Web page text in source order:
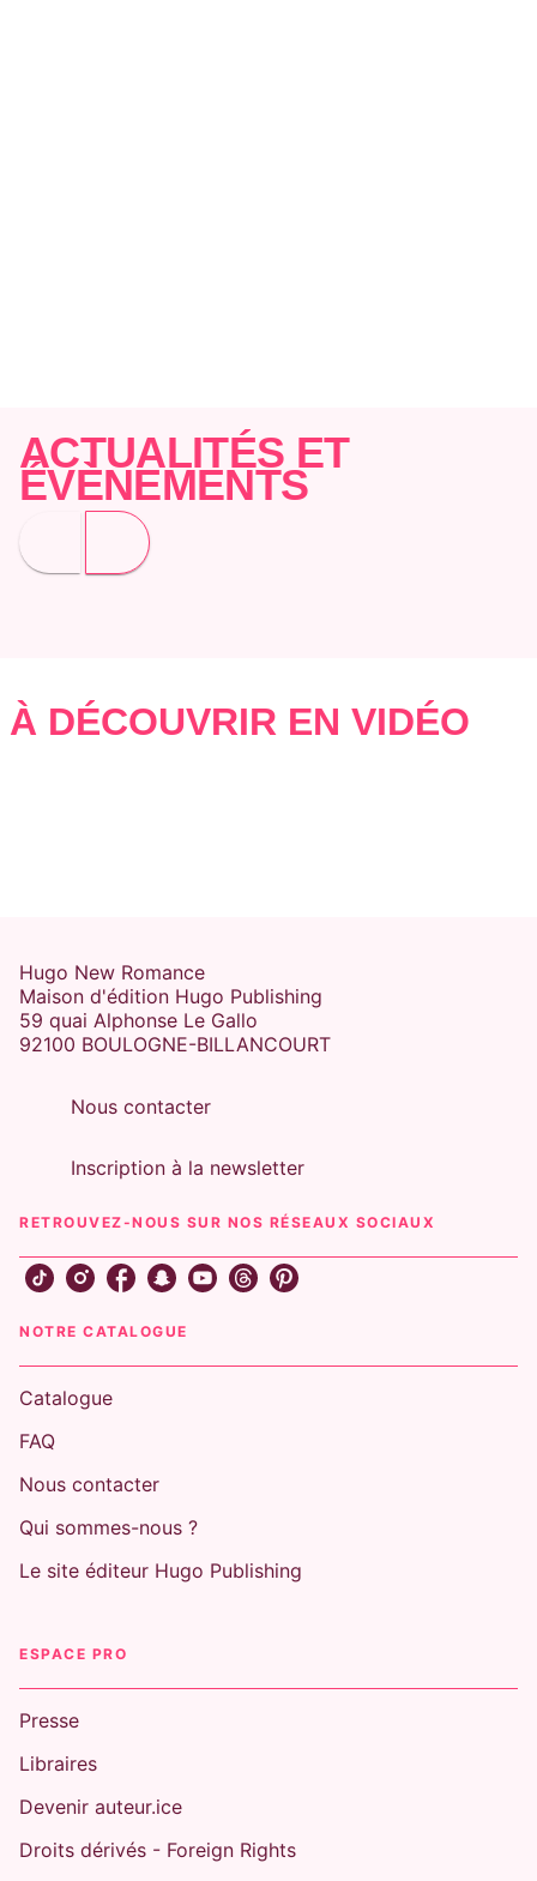
ACTUALITÉS ET
ÉVÈNEMENTS
À DÉCOUVRIR EN VIDÉO
Hugo New Romance
Maison d'édition Hugo Publishing
59 quai Alphonse Le Gallo
92100 BOULOGNE-BILLANCOURT
Nous contacter
Inscription à la newsletter
RETROUVEZ-NOUS SUR NOS RÉSEAUX SOCIAUX
NOTRE CATALOGUE
Catalogue
FAQ
Nous contacter
Qui sommes-nous ?
Le site éditeur Hugo Publishing
ESPACE PRO
Presse
Libraires
Devenir auteur.ice
Droits dérivés - Foreign Rights